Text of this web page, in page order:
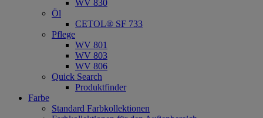
WV 830
Öl
CETOL® SF 733
Pflege
WV 801
WV 803
WV 806
Quick Search
Produktfinder
Farbe
Standard Farbkollektionen